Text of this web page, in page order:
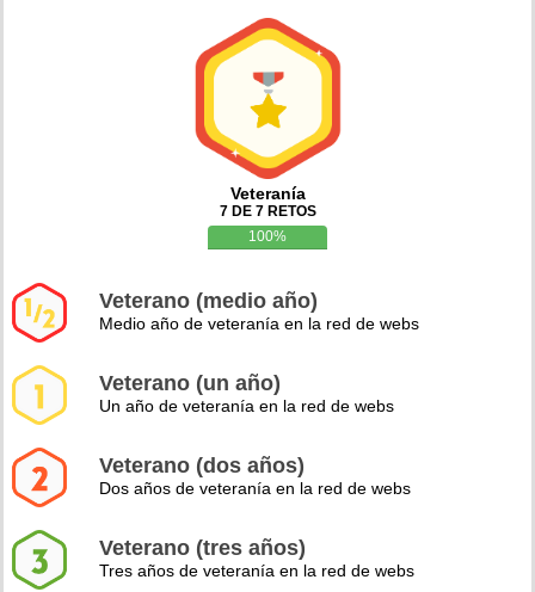
Veteranía
7 DE 7 RETOS
100%
Veterano (medio año)
Medio año de veteranía en la red de webs
Veterano (un año)
Un año de veteranía en la red de webs
Veterano (dos años)
Dos años de veteranía en la red de webs
Veterano (tres años)
Tres años de veteranía en la red de webs